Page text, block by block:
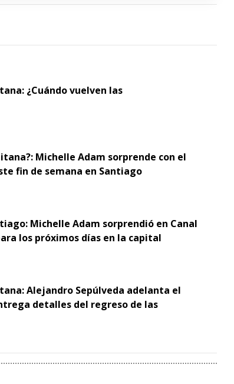
¿Cuándo vuelven las
Michelle Adam sorprende con el
fin de semana en Santiago
Michelle Adam sorprendió en Canal
los próximos días en la capital
Alejandro Sepúlveda adelanta el
detalles del regreso de las